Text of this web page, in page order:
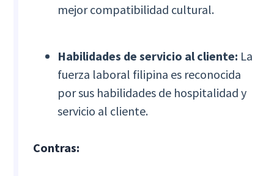
mejor compatibilidad cultural.
Habilidades de servicio al cliente: La
fuerza laboral filipina es reconocida
por sus habilidades de hospitalidad y
servicio al cliente.
Contras: